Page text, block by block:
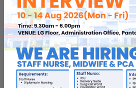
+603-4289 2990
Faks
+603-4289 2829
Notis Perlindungan Data|